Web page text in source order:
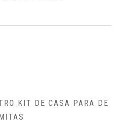
KIT DE CASA PARA DE